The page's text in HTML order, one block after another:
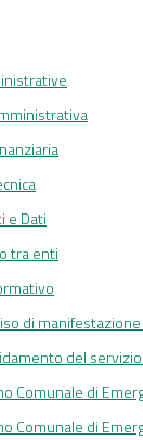
e Dati
tra enti
di
del
Comunale di
Comunale di